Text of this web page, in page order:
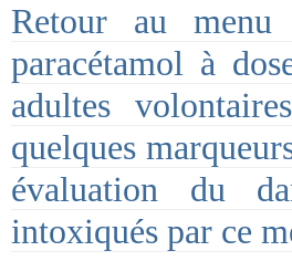
Retour au
paracétamol à
adultes
quelques
évaluation du
intoxiqués par ce